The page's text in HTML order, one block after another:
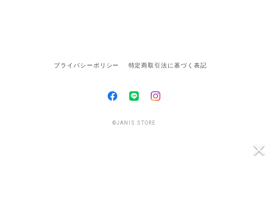
プライバシーポリシー 特定商取引法に基づく表記
©JANIS STORE